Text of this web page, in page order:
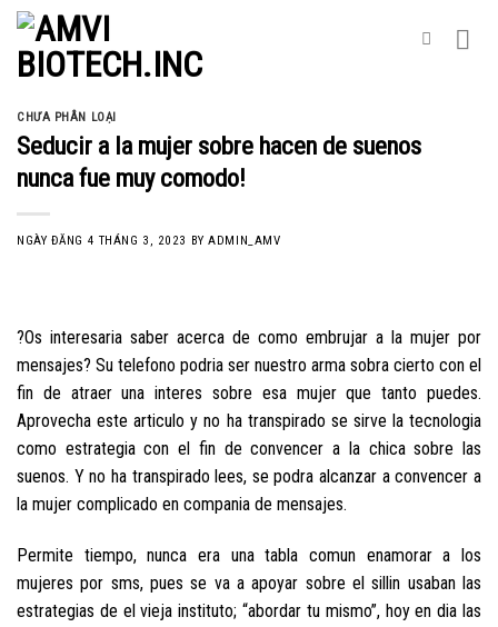
Skip
content
CHƯA PHÂN LOẠI
Seducir a la mujer sobre hacen de suenos
nunca fue muy comodo!
NGÀY ĐĂNG 4 THÁNG 3, 2023 BYADMIN_AMV
?Os interesaria saber acerca de como embrujar a la mujer por
mensajes? Su telefono podria ser nuestro arma sobra cierto con el
fin de atraer una interes sobre esa mujer que tanto puedes.
Aprovecha este articulo y no ha transpirado se sirve la tecnologia
como estrategia con el fin de convencer a la chica sobre las
suenos. Y no ha transpirado lees, se podra alcanzar a convencer a
la mujer complicado en compania de mensajes.
Permite tiempo, nunca era una tabla comun enamorar a los
mujeres por sms, pues se va a apoyar sobre el silli­n usaban las
estrategias de el vieja instituto; “abordar tu mismo”, hoy en dia las